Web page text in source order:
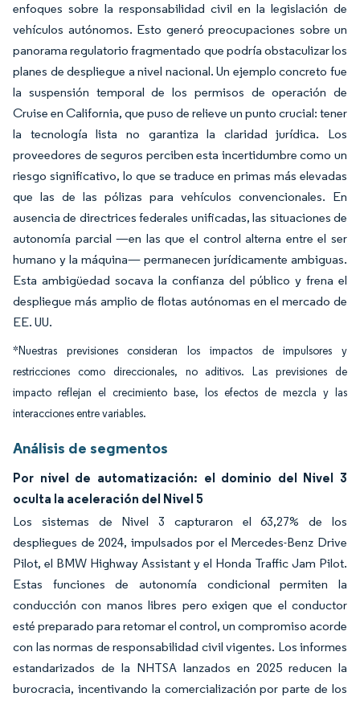
enfoques sobre la responsabilidad civil en la legislación de
vehículos autónomos. Esto generó preocupaciones sobre un
panorama regulatorio fragmentado que podría obstaculizar los
planes de despliegue a nivel nacional. Un ejemplo concreto fue
la suspensión temporal de los permisos de operación de
Cruise en California, que puso de relieve un punto crucial: tener
la tecnología lista no garantiza la claridad jurídica. Los
proveedores de seguros perciben esta incertidumbre como un
riesgo significativo, lo que se traduce en primas más elevadas
que las de las pólizas para vehículos convencionales. En
ausencia de directrices federales unificadas, las situaciones de
autonomía parcial —en las que el control alterna entre el ser
humano y la máquina— permanecen jurídicamente ambiguas.
Esta ambigüedad socava la confianza del público y frena el
despliegue más amplio de flotas autónomas en el mercado de
EE. UU.
*Nuestras previsiones consideran los impactos de impulsores y
restricciones como direccionales, no aditivos. Las previsiones de
impacto reflejan el crecimiento base, los efectos de mezcla y las
interacciones entre variables.
Análisis de segmentos
Por nivel de automatización: el dominio del Nivel 3
oculta la aceleración del Nivel 5
Los sistemas de Nivel 3 capturaron el 63,27% de los
despliegues de 2024, impulsados por el Mercedes-Benz Drive
Pilot, el BMW Highway Assistant y el Honda Traffic Jam Pilot.
Estas funciones de autonomía condicional permiten la
conducción con manos libres pero exigen que el conductor
esté preparado para retomar el control, un compromiso acorde
con las normas de responsabilidad civil vigentes. Los informes
estandarizados de la NHTSA lanzados en 2025 reducen la
burocracia, incentivando la comercialización por parte de los